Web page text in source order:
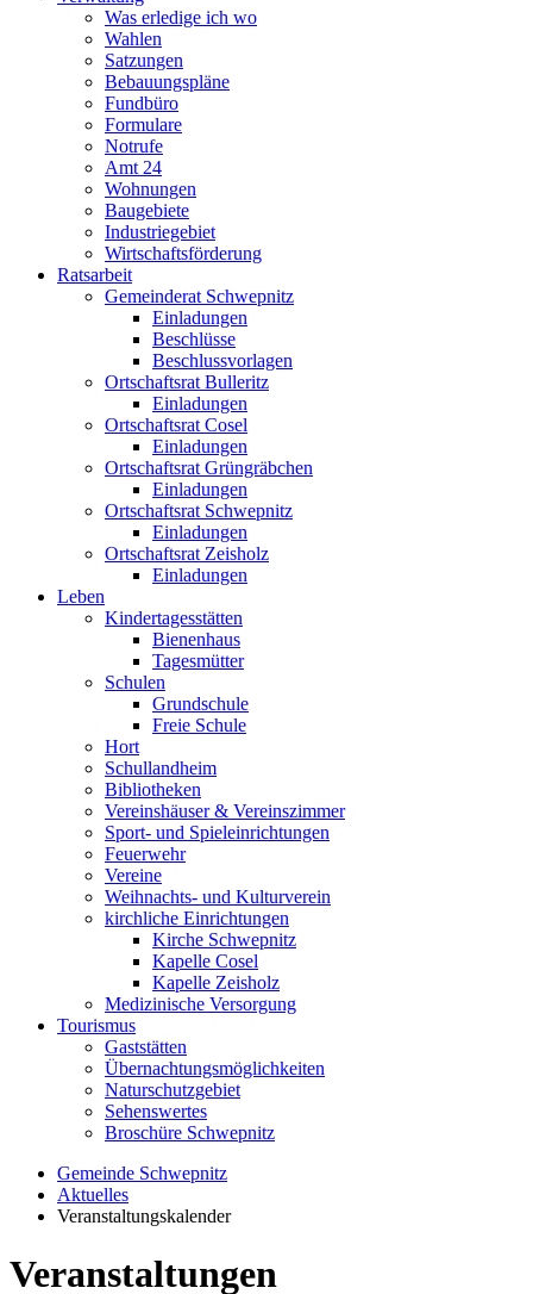
Was erledige ich wo
Wahlen
Satzungen
Bebauungspläne
Fundbüro
Formulare
Notrufe
Amt 24
Wohnungen
Baugebiete
Industriegebiet
Wirtschaftsförderung
Ratsarbeit
Gemeinderat Schwepnitz
Einladungen
Beschlüsse
Beschlussvorlagen
Ortschaftsrat Bulleritz
Einladungen
Ortschaftsrat Cosel
Einladungen
Ortschaftsrat Grüngräbchen
Einladungen
Ortschaftsrat Schwepnitz
Einladungen
Ortschaftsrat Zeisholz
Einladungen
Leben
Kindertagesstätten
Bienenhaus
Tagesmütter
Schulen
Grundschule
Freie Schule
Hort
Schullandheim
Bibliotheken
Vereinshäuser & Vereinszimmer
Sport- und Spieleinrichtungen
Feuerwehr
Vereine
Weihnachts- und Kulturverein
kirchliche Einrichtungen
Kirche Schwepnitz
Kapelle Cosel
Kapelle Zeisholz
Medizinische Versorgung
Tourismus
Gaststätten
Übernachtungsmöglichkeiten
Naturschutzgebiet
Sehenswertes
Broschüre Schwepnitz
Gemeinde Schwepnitz
Aktuelles
Veranstaltungskalender
Veranstaltungen